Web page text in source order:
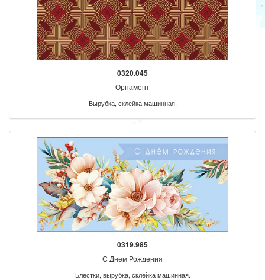
0320.045
Орнамент
Вырубка, склейка машинная.
0319.985
С Днем Рождения
Блестки, вырубка, склейка машинная.